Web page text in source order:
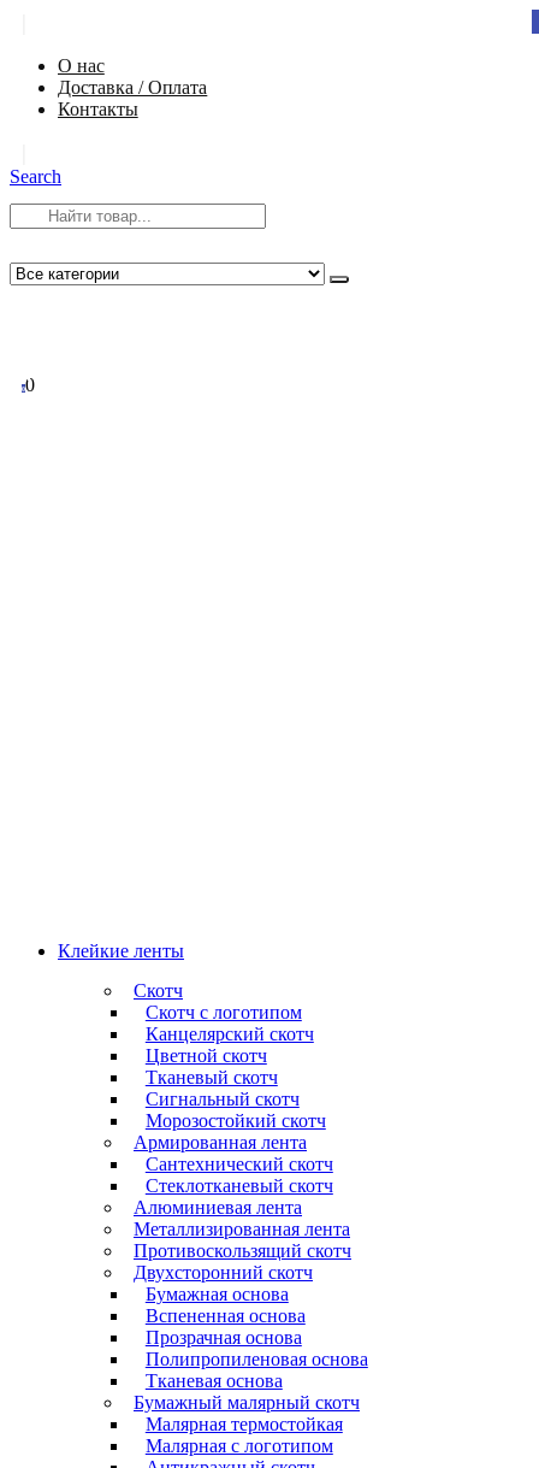
О нас
Доставка / Оплата
Контакты
Search
00
Клейкие ленты
Скотч
Скотч с логотипом
Канцелярский скотч
Цветной скотч
Тканевый скотч
Сигнальный скотч
Морозостойкий скотч
Армированная лента
Сантехнический скотч
Стеклотканевый скотч
Алюминиевая лента
Металлизированная лента
Противоскользящий скотч
Двухсторонний скотч
Бумажная основа
Вспененная основа
Прозрачная основа
Полипропиленовая основа
Тканевая основа
Бумажный малярный скотч
Малярная термостойкая
Малярная с логотипом